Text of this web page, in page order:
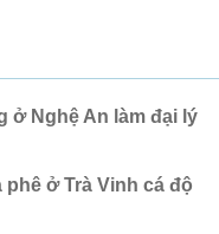
ở Nghệ An làm đại lý
ở Trà Vinh cá độ